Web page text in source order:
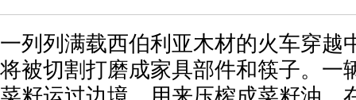
一列列满载西伯利亚木材的火车穿越
将被切割打磨成家具部件和筷子。一